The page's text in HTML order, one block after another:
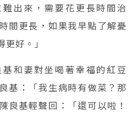
難出來，需要花更長時間治
間更長，如果我早點了解憂
好。」
和妻對坐喝著幸福的紅豆
基：「我生病時有做菜？那
良基輕聲回：「還可以啦！